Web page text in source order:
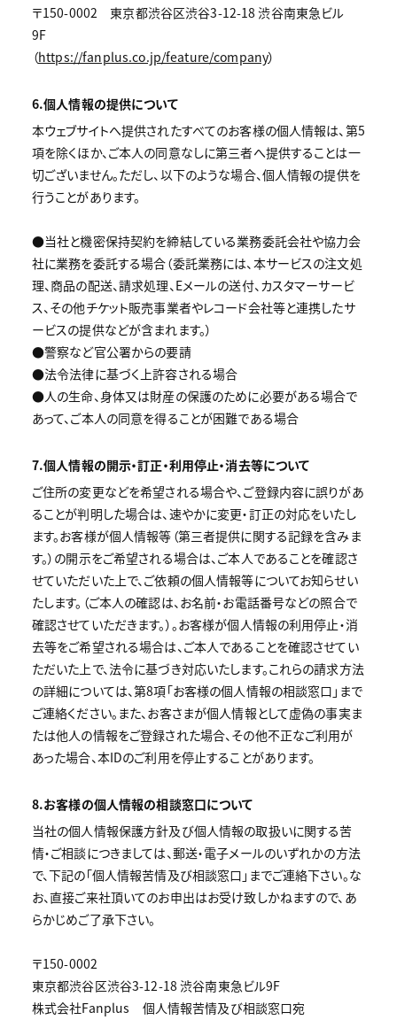
〒150-0002 東京都渋谷区渋谷3-12-18 渋谷南東急ビル
9F
（https://fanplus.co.jp/feature/company）
6.個人情報の提供について
本ウェブサイトへ提供されたすべてのお客様の個人情報は、第5
項を除くほか、ご本人の同意なしに第三者へ提供することは一
切ございません。ただし、以下のような場合、個人情報の提供を
行うことがあります。
●当社と機密保持契約を締結している業務委託会社や協力会
社に業務を委託する場合（委託業務には、本サービスの注文処
理、商品の配送、請求処理、Eメールの送付、カスタマーサービ
ス、その他チケット販売事業者やレコード会社等と連携したサ
ービスの提供などが含まれます。）
●警察など官公署からの要請
●法令法律に基づく上許容される場合
●人の生命、身体又は財産の保護のために必要がある場合で
あって、ご本人の同意を得ることが困難である場合
7.個人情報の開示・訂正・利用停止・消去等について
ご住所の変更などを希望される場合や、ご登録内容に誤りがあ
ることが判明した場合は、速やかに変更・訂正の対応をいたし
ます。お客様が個人情報等（第三者提供に関する記録を含みま
す。）の開示をご希望される場合は、ご本人であることを確認さ
せていただいた上で、ご依頼の個人情報等についてお知らせい
たします。（ご本人の確認は、お名前・お電話番号などの照合で
確認させていただきます。）。お客様が個人情報の利用停止・消
去等をご希望される場合は、ご本人であることを確認させてい
ただいた上で、法令に基づき対応いたします。これらの請求方法
の詳細については、第8項「お客様の個人情報の相談窓口」まで
ご連絡ください。また、お客さまが個人情報として虚偽の事実ま
たは他人の情報をご登録された場合、その他不正なご利用が
あった場合、本IDのご利用を停止することがあります。
8.お客様の個人情報の相談窓口について
当社の個人情報保護方針及び個人情報の取扱いに関する苦
情・ご相談につきましては、郵送・電子メールのいずれかの方法
で、下記の｢個人情報苦情及び相談窓口｣までご連絡下さい。な
お、直接ご来社頂いてのお申出はお受け致しかねますので、あ
らかじめご了承下さい。
〒150-0002
東京都渋谷区渋谷3-12-18 渋谷南東急ビル9F
株式会社Fanplus 個人情報苦情及び相談窓口宛